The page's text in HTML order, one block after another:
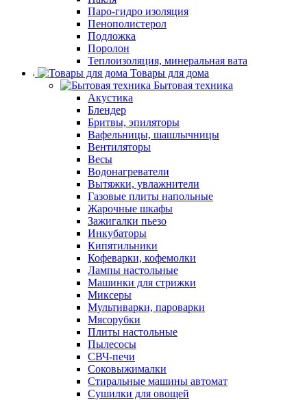
Паро-гидро изоляция
Пенополистерол
Подложка
Поролон
Теплоизоляция, минеральная вата
Товары для дома
Бытовая техника
Акустика
Блендер
Бритвы, эпиляторы
Вафельницы, шашлычницы
Вентиляторы
Весы
Водонагреватели
Вытяжки, увлажнители
Газовые плиты напольные
Жарочные шкафы
Зажигалки пьезо
Инкубаторы
Кипятильники
Кофеварки, кофемолки
Лампы настольные
Машинки для стрижки
Миксеры
Мультиварки, пароварки
Мясорубки
Плиты настольные
Пылесосы
СВЧ-печи
Соковыжималки
Стиральные машины автомат
Сушилки для овощей